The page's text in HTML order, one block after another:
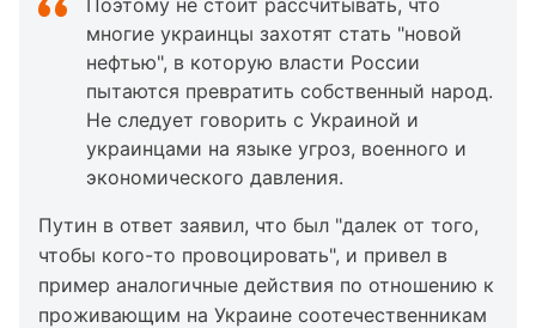
Поэтому не стоит рассчитывать, что
многие украинцы захотят стать "новой
нефтью", в которую власти России
пытаются превратить собственный народ.
Не следует говорить с Украиной и
украинцами на языке угроз, военного и
экономического давления.
Путин в ответ заявил, что был "далек от того,
чтобы кого-то провоцировать", и привел в
пример аналогичные действия по отношению к
проживающим на Украине соотечественникам